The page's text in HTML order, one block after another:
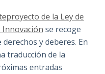
de la Ley de
Innovación se recoge
y deberes. En
traducción de la
entradas